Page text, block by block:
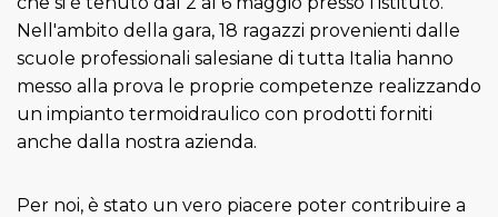
Nell'ambito della gara, 18 ragazzi provenienti dalle
scuole professionali salesiane di tutta Italia hanno
messo alla prova le proprie competenze realizzando
un impianto termoidraulico con prodotti forniti
anche dalla nostra azienda.
Per noi, è stato un vero piacere poter contribuire a